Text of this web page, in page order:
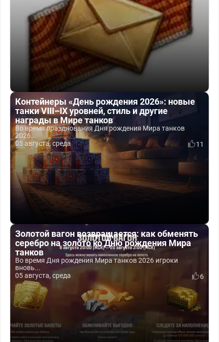
Контейнеры «День рождения 2026»: новые
танки VIII–IX уровней, стиль и другие
награды в Мире танков
Во время празднования Дня рождения Мира танков
2026...
05 августа, среда
11
Золотой вагон возвращается: как обменять
серебро на золото ко Дню рождения Мира
танков
Во время Дня рождения Мира танков 2026 игроки
вновь...
05 августа, среда
6